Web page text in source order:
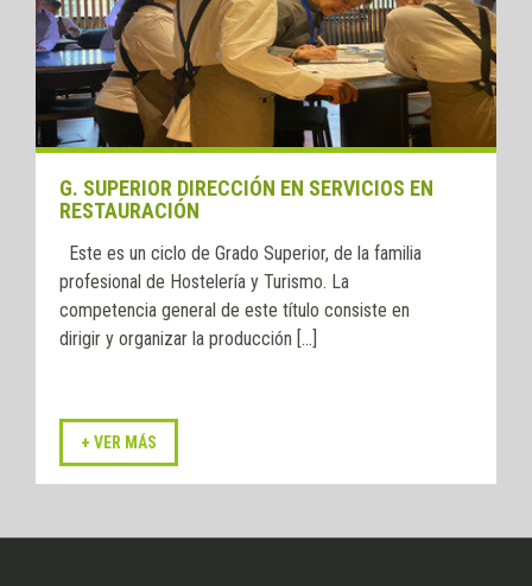
G. SUPERIOR DIRECCIÓN EN SERVICIOS EN
RESTAURACIÓN
Este es un ciclo de Grado Superior, de la familia
profesional de Hostelería y Turismo. La
competencia general de este título consiste en
dirigir y organizar la producción [...]